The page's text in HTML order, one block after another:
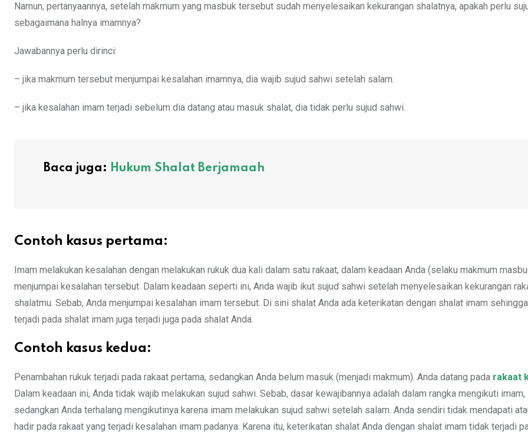
Namun, pertanyaannya, setelah makmum yang masbuk tersebut sudah menyelesaikan kekurangan shalatnya, apakah perlu
sebagaimana halnya imamnya?
Jawabannya perlu dirinci:
– jika makmum tersebut menjumpai kesalahan imamnya, dia wajib sujud sahwi setelah salam.
– jika kesalahan imam terjadi sebelum dia datang atau masuk shalat, dia tidak perlu sujud sahwi.
Baca juga: Hukum Shalat Berjamaah
Contoh kasus pertama:
Imam melakukan kesalahan dengan melakukan rukuk dua kali dalam satu rakaat, dalam keadaan Anda (selaku makmum
menjumpai kesalahan tersebut. Dalam keadaan seperti ini, Anda wajib ikut sujud sahwi setelah menyelesaikan kekurangan
shalatmu. Sebab, Anda menjumpai kesalahan imam tersebut. Di sini shalat Anda ada keterikatan dengan shalat imam
terjadi pada shalat imam juga terjadi juga pada shalat Anda.
Contoh kasus kedua:
Penambahan rukuk terjadi pada rakaat pertama, sedangkan Anda belum masuk (menjadi makmum). Anda datang pada rakaat
Dalam keadaan ini, Anda tidak wajib melakukan sujud sahwi. Sebab, dasar kewajibannya adalah dalam rangka mengikuti imam,
sedangkan Anda terhalang mengikutinya karena imam melakukan sujud sahwi setelah salam. Anda sendiri tidak mendapati
hadir pada rakaat yang terjadi kesalahan imam padanya. Karena itu, keterikatan shalat Anda dengan shalat imam tidak terjadi